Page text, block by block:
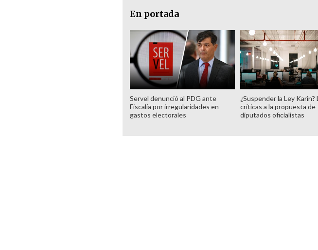
En portada
Servel denunció al PDG ante
Fiscalía por irregularidades en
gastos electorales
¿Suspender la Ley Karin?
críticas a la propuesta de
diputados oficialistas